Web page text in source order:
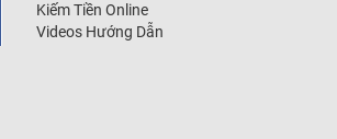
Kiếm Tiền Online
Videos Hướng Dẫn